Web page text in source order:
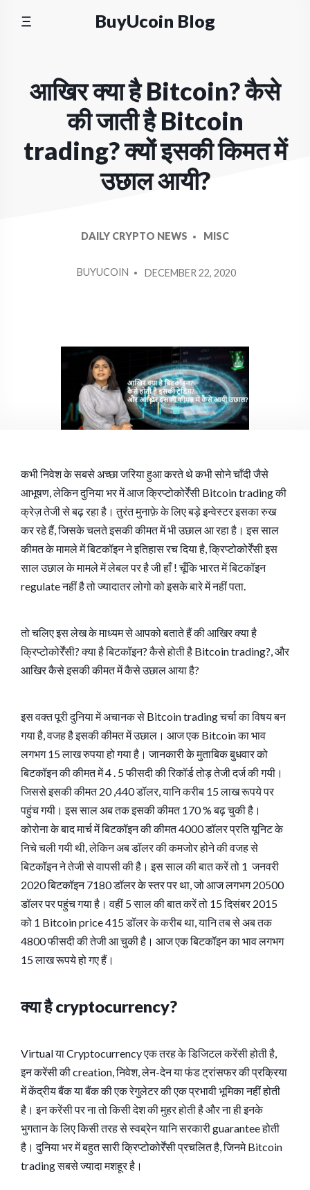
BuyUcoin Blog
आखिर क्या है Bitcoin? कैसे
की जाती है Bitcoin
trading? क्यों इसकी किमत में
उछाल आयी?
DAILY CRYPTO NEWS MISC
BY
BUYUCOIN DECEMBER 22, 2020
कभी निवेश के सबसे अच्छा जरिया हुआ करते थे कभी सोने चाँदी जैसे
आभूषण, लेकिन दुनिया भर में आज क्रिप्टोकोर्रेंसी Bitcoin trading की
क्रेज़ तेजी से बढ़ रहा है। तुरंत मुनाफ़े के लिए बड़े इन्वेस्टर इसका रुख
कर रहे हैं, जिसके चलते इसकी कीमत में भी उछाल आ रहा है। इस साल
कीमत के मामले में बिटकॉइन ने इतिहास रच दिया है, क्रिप्टोकोर्रेंसी इस
साल उछाल के मामले में लेबल पर है जी हाँ ! चूँकि भारत में बिटकॉइन
regulate नहीं है तो ज्यादातर लोगो को इसके बारे में नहीं पता.
तो चलिए इस लेख के माध्यम से आपको बताते हैं की आखिर क्या है
क्रिप्टोकोर्रेंसी? क्या है बिटकॉइन? कैसे होती है Bitcoin trading?, और
आखिर कैसे इसकी कीमत में कैसे उछाल आया है?
इस वक्त पूरी दुनिया में अचानक से Bitcoin trading चर्चा का विषय बन
गया है, वजह है इसकी कीमत में उछाल। आज एक Bitcoin का भाव
लगभग 15 लाख रुपया हो गया है। जानकारी के मुताबिक बुधवार को
बिटकॉइन की कीमत में 4 . 5 फीसदी की रिकॉर्ड तोड़ तेजी दर्ज की गयी।
जिससे इसकी कीमत 20 ,440 डॉलर, यानि करीब 15 लाख रूपये पर
पहुंच गयी। इस साल अब तक इसकी कीमत 170 % बढ़ चुकी है।
कोरोना के बाद मार्च में बिटकॉइन की कीमत 4000 डॉलर प्रति यूनिट के
निचे चली गयी थी, लेकिन अब डॉलर की कमजोर होने की वजह से
बिटकॉइन ने तेजी से वापसी की है। इस साल की बात करें तो 1 जनवरी
2020 बिटकॉइन 7180 डॉलर के स्तर पर था, जो आज लगभग 20500
डॉलर पर पहुंच गया है। वहीं 5 साल की बात करें तो 15 दिसंबर 2015
को 1 Bitcoin price 415 डॉलर के करीब था, यानि तब से अब तक
4800 फीसदी की तेजी आ चुकी है। आज एक बिटकॉइन का भाव लगभग
15 लाख रूपये हो गए हैं।
क्या है cryptocurrency?
Virtual या Cryptocurrency एक तरह के डिजिटल करेंसी होती है,
इन करेंसी की creation, निवेश, लेन-देन या फंड ट्रांसफर की प्रक्रिया
में केंद्रीय बैंक या बैंक की एक रेगुलेटर की एक प्रभावी भूमिका नहीं होती
है। इन करेंसी पर ना तो किसी देश की मुहर होती है और ना ही इनके
भुगतान के लिए किसी तरह से स्वब्रेन यानि सरकारी guarantee होती
है। दुनिया भर में बहुत सारी क्रिप्टोकोर्रेंसी प्रचलित है, जिनमे Bitcoin
trading सबसे ज्यादा मशहूर है।